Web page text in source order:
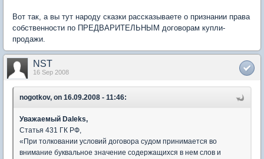
Вот так, а вы тут народу сказки рассказываете о признании права
собственности по ПРЕДВАРИТЕЛЬНЫМ договорам купли-
продажи.
NST
16 Sep 2008
nogotkov, on 16.09.2008 - 11:46:
Уважаемый Daleks,
Статья 431 ГК РФ,
«При толковании условий договора судом принимается во
внимание буквальное значение содержащихся в нем слов и